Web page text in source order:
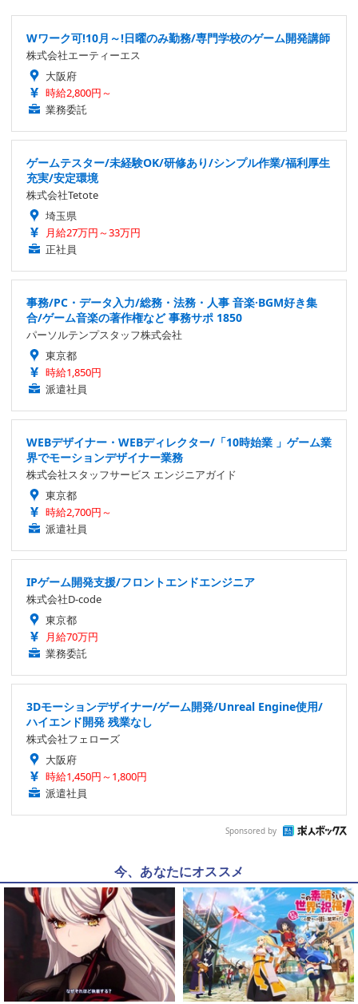
Wワーク可!10月～!日曜のみ勤務/専門学校のゲーム開発講師
株式会社エーティーエス
大阪府
時給2,800円～
業務委託
ゲームテスター/未経験OK/研修あり/シンプル作業/福利厚生
充実/安定環境
株式会社Tetote
埼玉県
月給27万円～33万円
正社員
事務/PC・データ入力/総務・法務・人事 音楽·BGM好き集
合/ゲーム音楽の著作権など 事務サポ 1850
パーソルテンプスタッフ株式会社
東京都
時給1,850円
派遣社員
WEBデザイナー・WEBディレクター/「10時始業 」ゲーム業
界でモーションデザイナー業務
株式会社スタッフサービス エンジニアガイド
東京都
時給2,700円～
派遣社員
IPゲーム開発支援/フロントエンドエンジニア
株式会社D-code
東京都
月給70万円
業務委託
3Dモーションデザイナー/ゲーム開発/Unreal Engine使用/
ハイエンド開発 残業なし
株式会社フェローズ
大阪府
時給1,450円～1,800円
派遣社員
Sponsored by
今、あなたにオススメ